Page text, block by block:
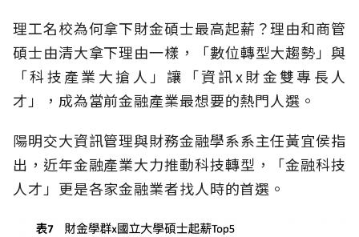
理工名校為何拿下財金碩士最高起薪？理由和商管
碩士由清大拿下理由一樣，「數位轉型大趨勢」與
「科技產業大搶人」讓「資訊x財金雙專長人
才」，成為當前金融產業最想要的熱門人選。
陽明交大資訊管理與財務金融學系系主任黃宜侯指
出，近年金融產業大力推動科技轉型，「金融科技
人才」更是各家金融業者找人時的首選。